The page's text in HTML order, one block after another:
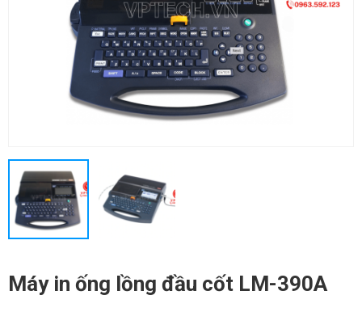
Máy in ống lồng đầu cốt LM-390A